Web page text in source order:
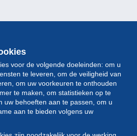
voor de volgende doeleinden: om u
te leveren, om de veiligheid van
om uw voorkeuren te onthouden
te maken, om statistieken op te
uw behoeften aan te passen, om u
aan te bieden volgens uw